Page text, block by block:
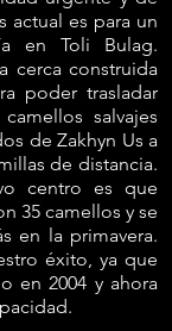
actual es para un
en Toli Bulag.
cerca construida
poder trasladar
salvajes
de Zakhyn Us a
de distancia.
centro es que
35 camellos y se
en la primavera.
éxito, ya que
en 2004 y ahora